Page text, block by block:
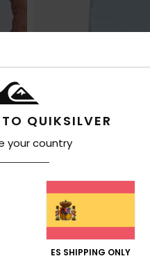
QUIKSILVER
your country
ES SHIPPING ONLY